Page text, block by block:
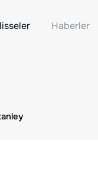
Haberler